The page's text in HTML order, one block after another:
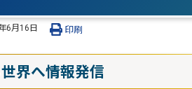
6月16日 印刷
界へ情報発信